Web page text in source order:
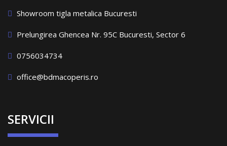
Showroom tigla metalica Bucuresti
Prelungirea Ghencea Nr. 95C Bucuresti, Sector 6
0756034734
office@bdmacoperis.ro
SERVICII